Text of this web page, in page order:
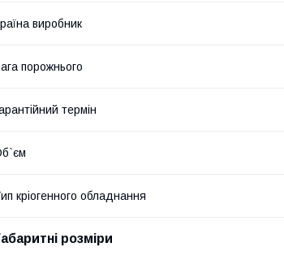
виробник
порожнього
термін
кріогенного обладнання
розміри